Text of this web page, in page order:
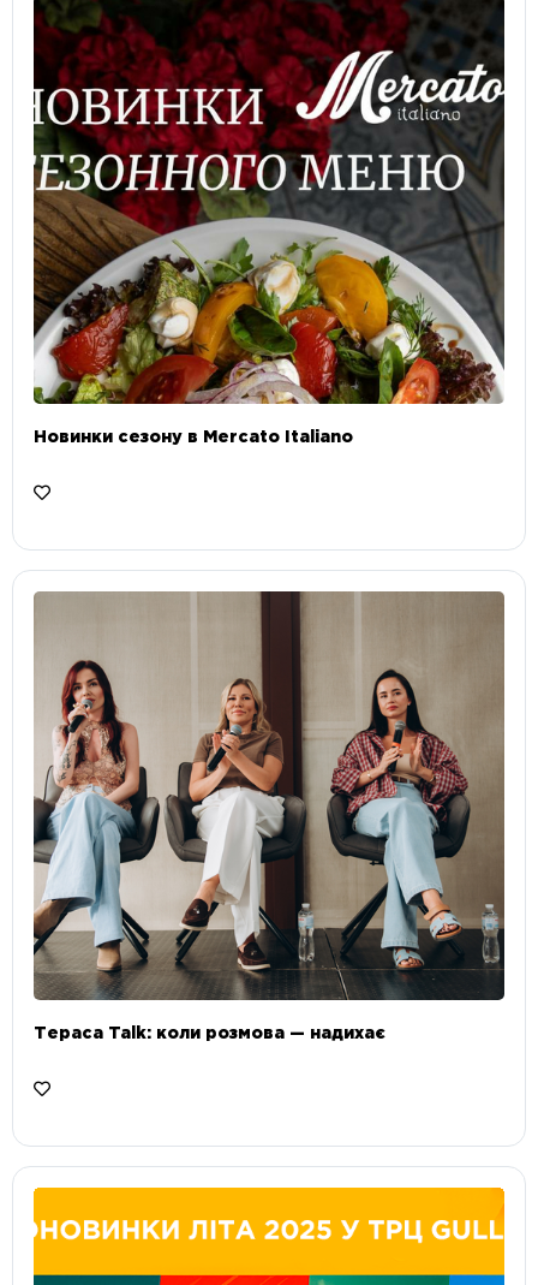
Новинки сезону в Mercato Italiano
Тераса Talk: коли розмова — надихає